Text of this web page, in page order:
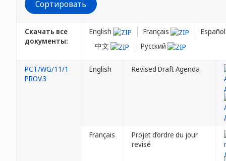
Скачать все
документы:
English Français
中文
Русский
PCT/WG/11/1
PROV.3
English Revised Draft Agenda
Français
Projet d’ordre du jour
revisé